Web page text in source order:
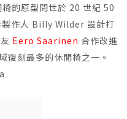
的原型問世於 20 世紀 50
作人 Billy Wilder 設計打
Eero Saarinen 合作改進
復刻最多的休閒椅之一。